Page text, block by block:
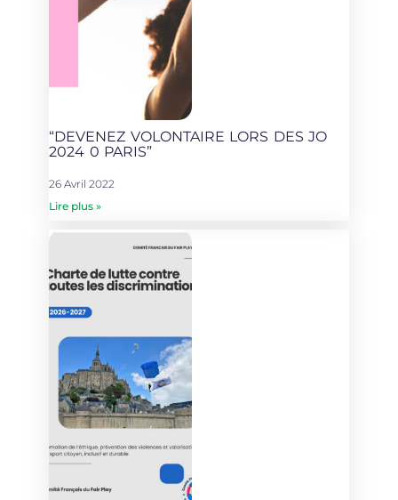
“DEVENEZ VOLONTAIRE LORS DES JO
2024 0 PARIS”
26 Avril 2022
Lire plus »